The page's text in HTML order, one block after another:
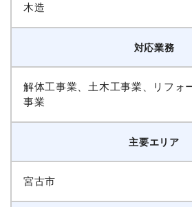
木造
対応業務
解体工事業、土木工事業、リフォ
事業
主要エリア
宮古市